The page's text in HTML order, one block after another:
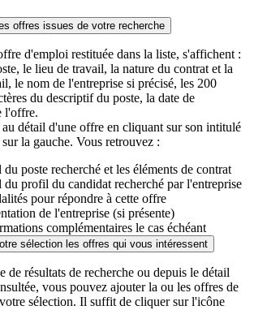
offres issues de votre recherche
d'emploi restituée dans la liste, s'affichent :
le lieu de travail, la nature du contrat et la
le nom de l'entreprise si précisé, les 200
du descriptif du poste, la date de
l'offre.
au détail d'une offre en cliquant sur son intitulé
la gauche. Vous retrouvez :
du poste recherché et les éléments de contrat
du profil du candidat recherché par l'entreprise
pour répondre à cette offre
de l'entreprise (si présente)
complémentaires le cas échéant
sélection les offres qui vous intéressent
de résultats de recherche ou depuis le détail
vous pouvez ajouter la ou les offres de
sélection. Il suffit de cliquer sur l'icône